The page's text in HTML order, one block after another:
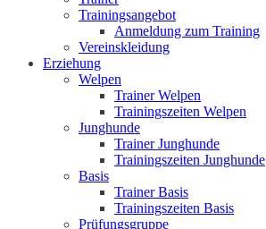
Trainingsangebot
Anmeldung zum Training
Vereinskleidung
Erziehung
Welpen
Trainer Welpen
Trainingszeiten Welpen
Junghunde
Trainer Junghunde
Trainingszeiten Junghunde
Basis
Trainer Basis
Trainingszeiten Basis
Prüfungsgruppe